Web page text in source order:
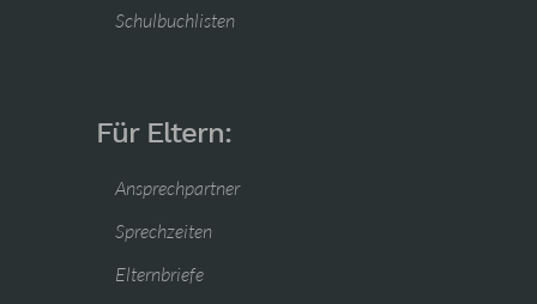
Schulbuchlisten
Für Eltern:
Ansprechpartner
Sprechzeiten
Elternbriefe